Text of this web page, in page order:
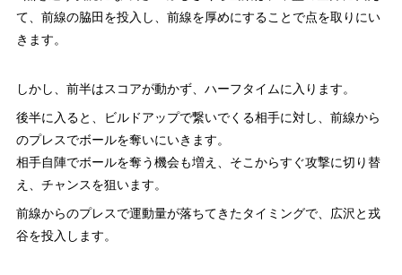
て、前線の脇田を投入し、前線を厚めにすることで点を取りにい
きます。
しかし、前半はスコアが動かず、ハーフタイムに入ります。
後半に入ると、ビルドアップで繋いでくる相手に対し、前線から
のプレスでボールを奪いにいきます。
相手自陣でボールを奪う機会も増え、そこからすぐ攻撃に切り替
え、チャンスを狙います。
前線からのプレスで運動量が落ちてきたタイミングで、広沢と戎
谷を投入します。